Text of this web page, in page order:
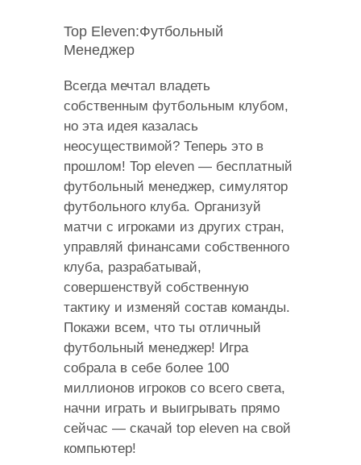
Top Eleven:Футбольный
Менеджер
Всегда мечтал владеть
собственным футбольным клубом,
но эта идея казалась
неосуществимой? Теперь это в
прошлом! Top eleven — бесплатный
футбольный менеджер, симулятор
футбольного клуба. Организуй
матчи с игроками из других стран,
управляй финансами собственного
клуба, разрабатывай,
совершенствуй собственную
тактику и изменяй состав команды.
Покажи всем, что ты отличный
футбольный менеджер! Игра
собрала в себе более 100
миллионов игроков со всего света,
начни играть и выигрывать прямо
сейчас — скачай top eleven на свой
компьютер!